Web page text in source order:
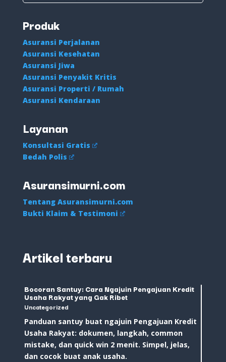
Produk
Asuransi Perjalanan
Asuransi Kesehatan
Asuransi Jiwa
Asuransi Penyakit Kritis
Asuransi Properti / Rumah
Asuransi Kendaraan
Layanan
Konsultasi Gratis
Bedah Polis
Asuransimurni.com
Tentang Asuransimurni.com
Bukti Klaim & Testimoni
Artikel terbaru
Bocoran Santuy: Cara Ngajuin Pengajuan Kredit
Usaha Rakyat yang Gak Ribet
Uncategorized
Panduan santuy buat ngajuin Pengajuan Kredit
Usaha Rakyat: dokumen, langkah, common
mistake, dan quick win 2 menit. Simpel, jelas,
dan cocok buat anak usaha.